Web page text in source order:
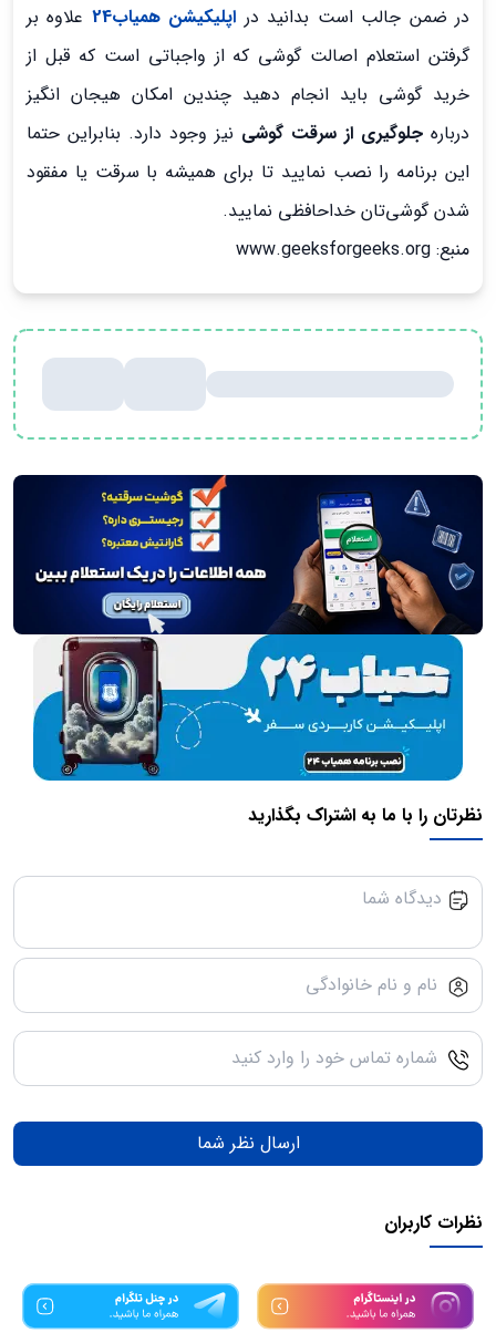
در ضمن جالب است بدانید در اپلیکیشن همیاب24
علاوه بر
گرفتن استعلام اصالت گوشی که از واجباتی است که قبل از
خرید گوشی باید انجام دهید چندین امکان هیجان انگیز
درباره جلوگیری از سرقت گوشی نیز وجود دارد. بنابراین حتما
این برنامه را نصب نمایید تا برای همیشه با سرقت یا مفقود
شدن گوشی‌تان خداحافظی نمایید.
منبع: www.geeksforgeeks.org
نظرتان را با ما به اشتراک بگذارید
ارسال نظر شما
نظرات کاربران